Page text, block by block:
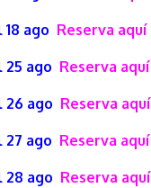
ago Reserva aquí
25 ago Reserva aquí
26 ago Reserva aquí
27 ago Reserva aquí
28 ago Reserva aquí